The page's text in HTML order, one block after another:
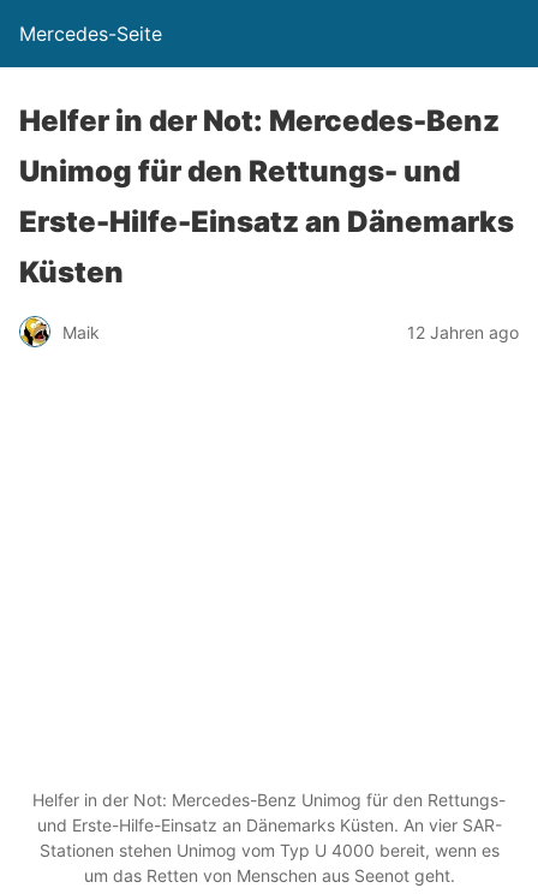
Mercedes-Seite
Helfer in der Not: Mercedes-Benz
Unimog für den Rettungs- und
Erste-Hilfe-Einsatz an Dänemarks
Küsten
Maik 12 Jahren ago
Helfer in der Not: Mercedes-Benz Unimog für den Rettungs-
und Erste-Hilfe-Einsatz an Dänemarks Küsten. An vier SAR-
Stationen stehen Unimog vom Typ U 4000 bereit, wenn es
um das Retten von Menschen aus Seenot geht.